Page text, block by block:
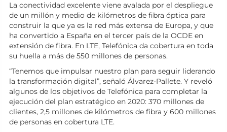
La conectividad excelente viene avalada por el despliegue
de un millón y medio de kilómetros de fibra óptica para
construir la que ya es la red más extensa de Europa, y que
ha convertido a España en el tercer país de la OCDE en
extensión de fibra. En LTE, Telefónica da cobertura en toda
su huella a más de 550 millones de personas.
“Tenemos que impulsar nuestro plan para seguir liderando
la transformación digital”, señaló Álvarez-Pallete. Y reveló
algunos de los objetivos de Telefónica para completar la
ejecución del plan estratégico en 2020: 370 millones de
clientes, 2,5 millones de kilómetros de fibra y 600 millones
de personas en cobertura LTE.